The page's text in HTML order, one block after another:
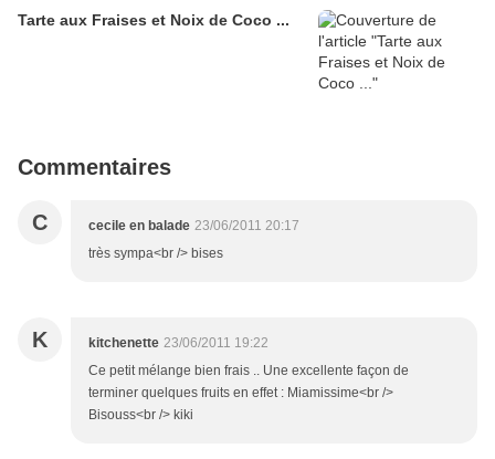
Tarte aux Fraises et Noix de Coco ...
Commentaires
C cecile en balade 23/06/2011 20:17
très sympa<br /> bises
K kitchenette 23/06/2011 19:22
Ce petit mélange bien frais .. Une excellente façon de
terminer quelques fruits en effet : Miamissime<br />
Bisouss<br /> kiki